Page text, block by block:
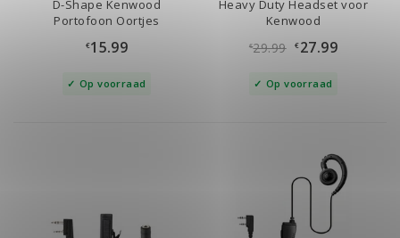
D-Shape Kenwood
Portofoon Oortjes
€15.99
Op voorraad
Heavy Duty Headset voor
Kenwood
€29.99 €27.99
Op voorraad